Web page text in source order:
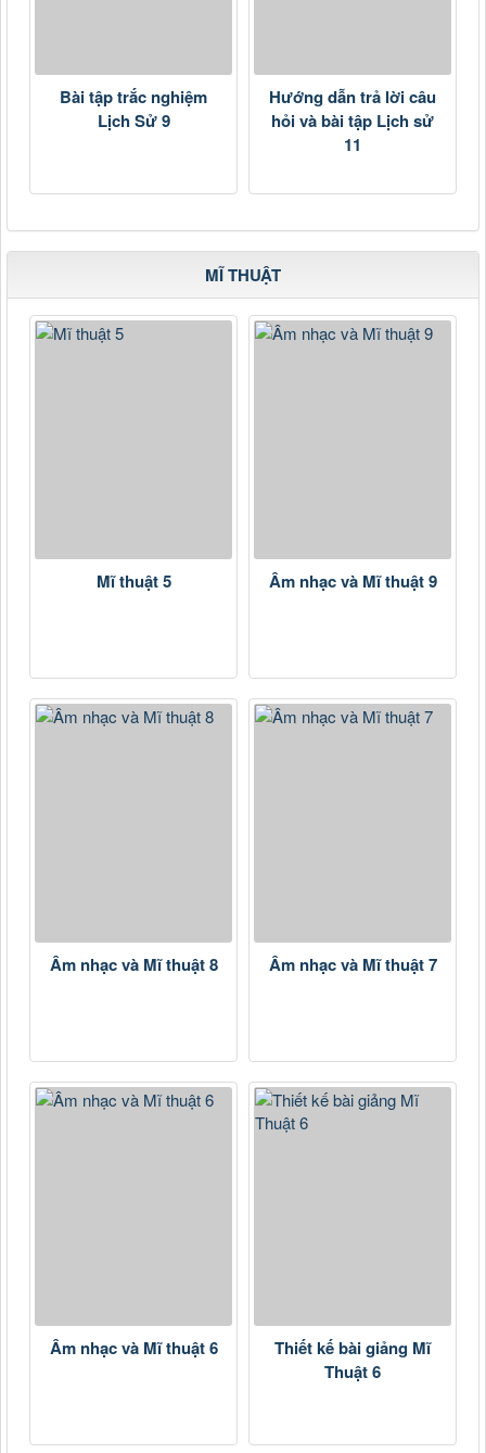
Bài tập trắc nghiệm
Lịch Sử 9
Hướng dẫn trả lời câu
hỏi và bài tập Lịch sử
11
MĨ THUẬT
Mĩ thuật 5 Âm nhạc và Mĩ thuật 9
Âm nhạc và Mĩ thuật 8 Âm nhạc và Mĩ thuật 7
Âm nhạc và Mĩ thuật 6
Thiết kế bài giảng Mĩ
Thuật 6